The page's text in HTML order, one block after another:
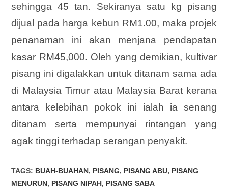
sehingga 45 tan. Sekiranya satu kg pisang
dijual pada harga kebun RM1.00, maka projek
penanaman ini akan menjana pendapatan
kasar RM45,000. Oleh yang demikian, kultivar
pisang ini digalakkan untuk ditanam sama ada
di Malaysia Timur atau Malaysia Barat kerana
antara kelebihan pokok ini ialah ia senang
ditanam serta mempunyai rintangan yang
agak tinggi terhadap serangan penyakit.
TAGS: BUAH-BUAHAN, PISANG, PISANG ABU, PISANG
MENURUN, PISANG NIPAH, PISANG SABA